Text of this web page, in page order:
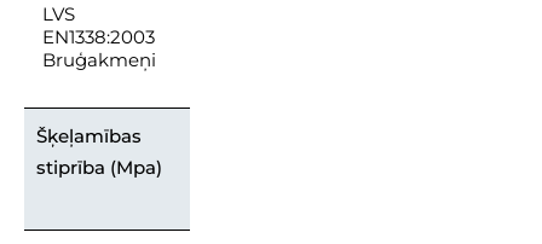
LVS
EN1338:2003
Bruģakmeņi
Šķeļamības
stiprība (Mpa)